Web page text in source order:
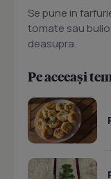
Se pune in
tomate sau
deasupra.
Pe aceeași